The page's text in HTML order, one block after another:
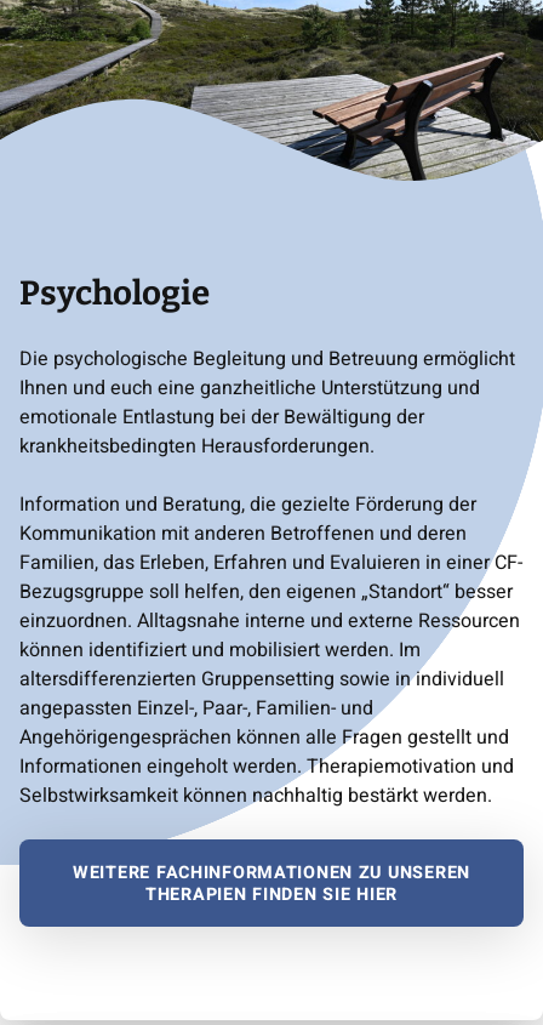
Psychologie
Die psychologische Begleitung und Betreuung ermöglicht
Ihnen und euch eine ganzheitliche Unterstützung und
emotionale Entlastung bei der Bewältigung der
krankheitsbedingten Herausforderungen.
Information und Beratung, die gezielte Förderung der
Kommunikation mit anderen Betroffenen und deren
Familien, das Erleben, Erfahren und Evaluieren in einer CF-
Bezugsgruppe soll helfen, den eigenen „Standort“ besser
einzuordnen. Alltagsnahe interne und externe Ressourcen
können identifiziert und mobilisiert werden. Im
altersdifferenzierten Gruppensetting sowie in individuell
angepassten Einzel-, Paar-, Familien- und
Angehörigengesprächen können alle Fragen gestellt und
Informationen eingeholt werden. Therapiemotivation und
Selbstwirksamkeit können nachhaltig bestärkt werden.
WEITERE FACHINFORMATIONEN ZU UNSEREN
THERAPIEN FINDEN SIE HIER